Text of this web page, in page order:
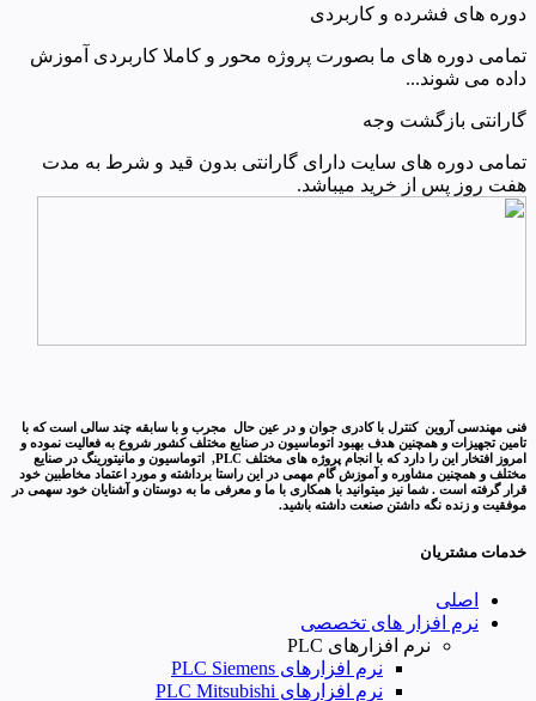
دوره های فشرده و کاربردی
تمامی دوره های ما بصورت پروژه محور و کاملا کاربردی آموزش
داده می شوند...
گارانتی بازگشت وجه
تمامی دوره های سایت دارای گارانتی بدون قید و شرط به مدت
هفت روز پس از خرید میباشد.
فنی مهندسی آروین کنترل با کادری جوان و در عین حال مجرب و با سابقه چند سالی است که با
تامین تجهیزات و همچنین هدف بهبود اتوماسیون در صنایع مختلف کشور شروع به فعالیت نموده و
امروز افتخار این را دارد که با انجام پروژه های مختلف PLC, اتوماسیون و مانیتورینگ در صنایع
مختلف و همچنین مشاوره و آموزش گام مهمی در این راستا برداشته و مورد اعتماد مخاطبین خود
قرار گرفته است . شما نیز میتوانید با همکاری با ما و معرفی ما به دوستان و آشنایان خود سهمی در
موفقیت و زنده نگه داشتن صنعت داشته باشید.
خدمات مشتریان
اصلی
نرم افزار های تخصصی
نرم افزارهای PLC
نرم افزارهای PLC Siemens
نرم افزارهای PLC Mitsubishi